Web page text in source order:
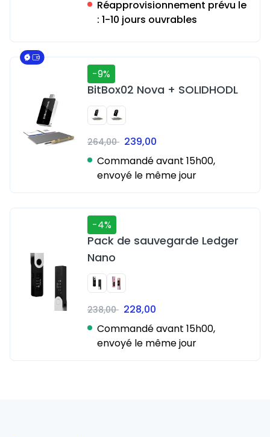
Réapprovisionnement prévu le
: 1-10 jours ouvrables
-9%
BitBox02 Nova + SOLIDHODL
264,00 239,00
Commandé avant 15h00,
envoyé le même jour
-4%
Pack de sauvegarde Ledger
Nano
238,00 228,00
Commandé avant 15h00,
envoyé le même jour